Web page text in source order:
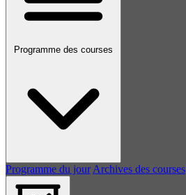
Programme des courses
Programme du jour Archives des courses